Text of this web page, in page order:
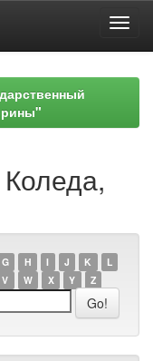
G H I J K
L
V W X Y Z